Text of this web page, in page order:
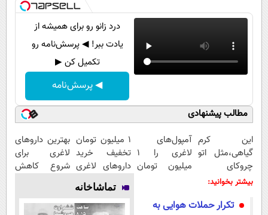
درد زانو رو برای همیشه از
یادت ببر! ◀ پرسش‌نامه رو
تکمیل کن ▶
◀ پرسش‌نامه
مطالب پیشنهادی
این کرم
گیاهی،مثل اتو
چروکای
پوستتوصاف
آمپول‌های
لاغری را ۱
میلیون تومان
1 میلیون تومان
تخفیف خرید
داروهای لاغری
با ارسال از
داروخانه و پک
یخ!
بهترین داروهای
لاغری برای
شروع کاهش
نزدیکت!
بیشتر بخوانید:
تکرار حملات هوایی به
تماشاخانه